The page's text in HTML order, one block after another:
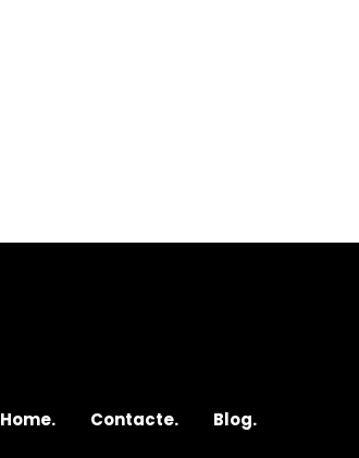
Home. Contacte. Blog.